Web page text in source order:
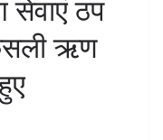
सेवाएं ठप
ऋण